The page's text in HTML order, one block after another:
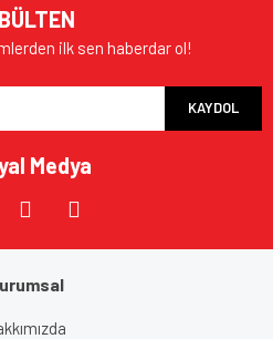
veya görüntülenemiyor.
bilgiler bulunuyor.
daha pahalı.
ilk sen haberdar ol!
KAYDOL
Medya